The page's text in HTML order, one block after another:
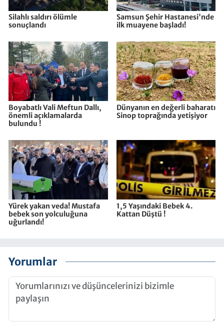
Silahlı saldırı ölümle
sonuçlandı
Samsun Şehir Hastanesi'nde
ilk muayene başladı!
Boyabatlı Vali Meftun Dallı,
önemli açıklamalarda
bulundu !
Dünyanın en değerli baharatı
Sinop toprağında yetişiyor
Yürek yakan veda! Mustafa
bebek son yolculuğuna
uğurlandı!
1,5 Yaşındaki Bebek 4.
Kattan Düştü !
Yorumlar